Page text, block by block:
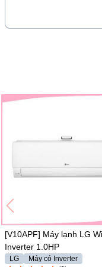
- Comfee cũng hỗ trợ
trong gia đình cùng sử
[V10APF] Máy lạnh LG
Inverter 1.0HP
LG Máy có Inverter